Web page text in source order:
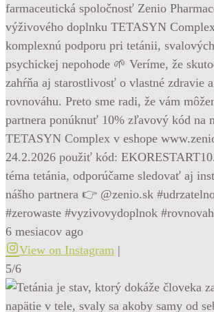
farmaceutická spoločnosť Zenio
výživového doplnku TETASYN
komplexnú podporu pri tetánii,
psychickej nepohode 🌱 Veríme, že
zahŕňa aj starostlivosť o vlastné zdravie
rovnováhu. Preto sme radi, že vám
partnera ponúknuť 10% zľavový kód na
TETASYN Complex v eshope
24.2.2026 použiť kód:
téma tetánia, odporúčame sledovať aj
nášho partnera 👉 @zenio.sk
#zerowaste #vyzivovydoplnok
6 mesiacov ago
View on Instagram |
5/6